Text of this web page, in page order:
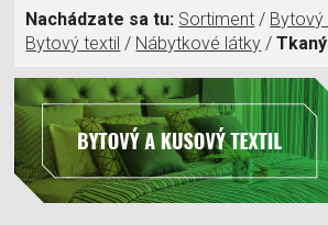
Nachádzate sa tu: Sortiment / Bytový
Bytový textil / Nábytkové látky /